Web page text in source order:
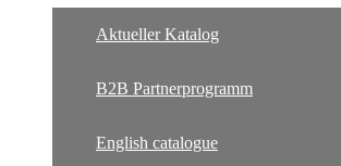
Aktueller Katalog
B2B Partnerprogramm
English catalogue